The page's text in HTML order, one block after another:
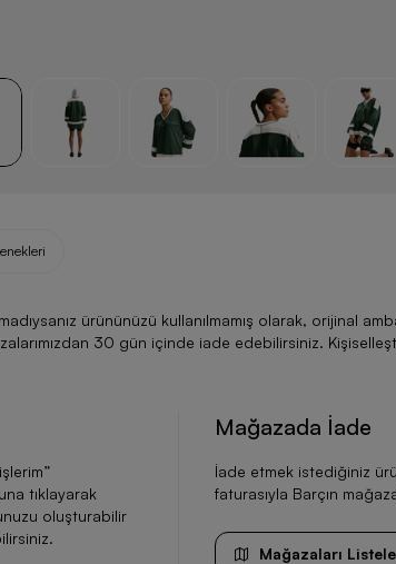
ürününüzü kullanılmamış olarak, orijinal
30 gün içinde iade edebilirsiniz.
”
tıklayarak
oluşturabilir
Mağazada İade
İade etmek istediğiniz
faturasıyla Barçın
Mağazaları Listele